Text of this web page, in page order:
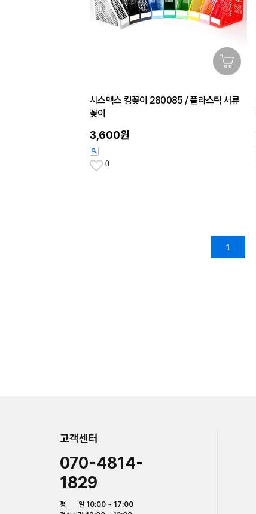
시스맥스 킹꽂이 280085 / 플라스틱 서류
꽂이
3,600원
0
1
고객센터
070-4814-
1829
평 일 10:00 ~ 17:00